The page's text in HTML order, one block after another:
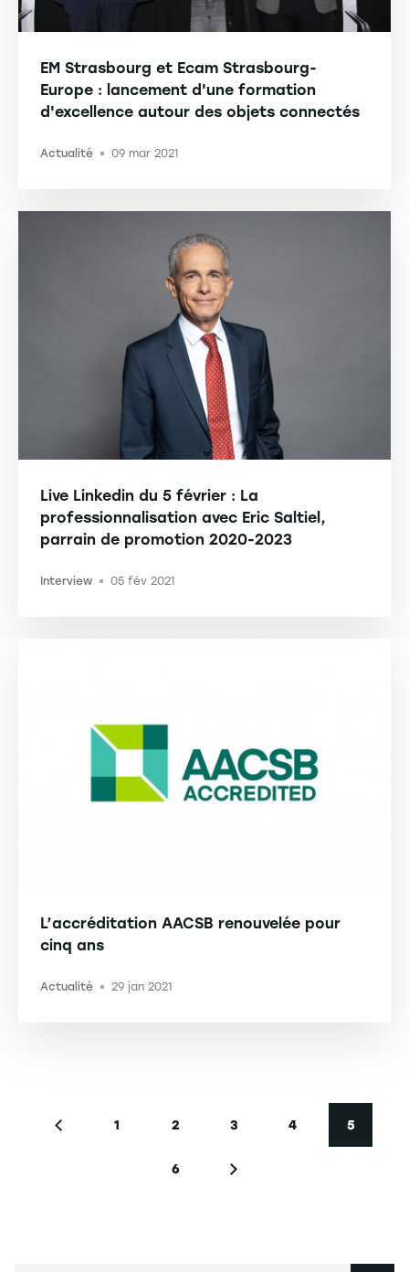
EM Strasbourg et Ecam Strasbourg-
Europe : lancement d'une formation
d'excellence autour des objets connectés
Actualité -09 mar 2021
Live Linkedin du 5 février : La
professionnalisation avec Eric Saltiel,
parrain de promotion 2020-2023
Interview -05 fév 2021
L’accréditation AACSB renouvelée pour
cinq ans
Actualité -29 jan 2021
Page précédente
Page
1
Page
2
Page
3
Page
4
Page
5
Page
6
Page suivante